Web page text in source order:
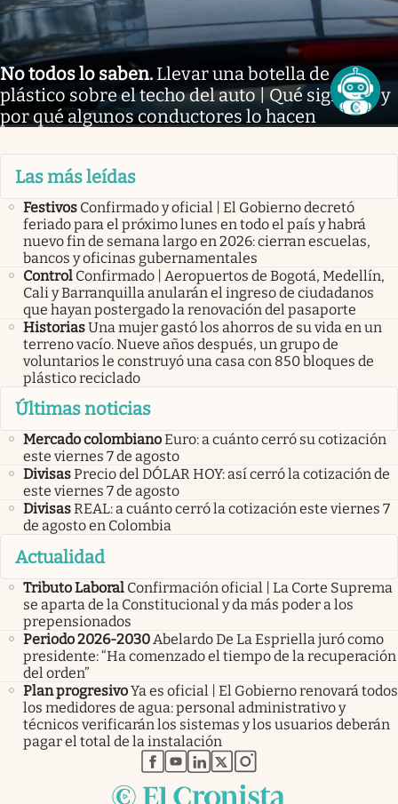
No todos lo saben. Llevar una botella de
plástico sobre el techo del auto | Qué significa y
por qué algunos conductores lo hacen
Las más leídas
Festivos Confirmado y oficial | El Gobierno decretó
feriado para el próximo lunes en todo el país y habrá
nuevo fin de semana largo en 2026: cierran escuelas,
bancos y oficinas gubernamentales
Control Confirmado | Aeropuertos de Bogotá, Medellín,
Cali y Barranquilla anularán el ingreso de ciudadanos
que hayan postergado la renovación del pasaporte
HistoriasUna mujer gastó los ahorros de su vida en un
terreno vacío. Nueve años después, un grupo de
voluntarios le construyó una casa con 850 bloques de
plástico reciclado
Últimas noticias
Mercado colombianoEuro: a cuánto cerró su cotización
este viernes 7 de agosto
DivisasPrecio del DÓLAR HOY: así cerró la cotización de
este viernes 7 de agosto
DivisasREAL: a cuánto cerró la cotización este viernes 7
de agosto en Colombia
Actualidad
Tributo Laboral Confirmación oficial | La Corte Suprema
se aparta de la Constitucional y da más poder a los
prepensionados
Periodo 2026-2030Abelardo De La Espriella juró como
presidente: “Ha comenzado el tiempo de la recuperación
del orden”
Plan progresivoYa es oficial | El Gobierno renovará todos
los medidores de agua: personal administrativo y
técnicos verificarán los sistemas y los usuarios deberán
pagar el total de la instalación
abre en nueva pestaña
abre en nueva pestaña
abre en nueva pestaña
abre en nueva pestaña
abre en nueva pestaña